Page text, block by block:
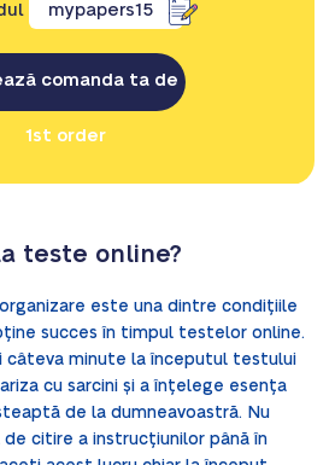
mypapers15
comanda ta de
1st order
teste online?
este una dintre condițiile
succes în timpul testelor online.
câteva minute la începutul testului
cu sarcini și a înțelege esența
de la dumneavoastră. Nu
citire a instrucțiunilor până în